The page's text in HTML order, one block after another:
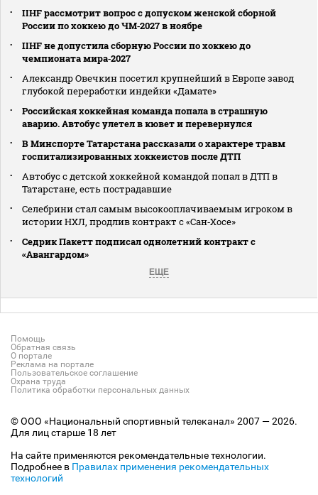
IIHF рассмотрит вопрос с допуском женской сборной
России по хоккею до ЧМ‑2027 в ноябре
IIHF не допустила сборную России по хоккею до
чемпионата мира‑2027
Александр Овечкин посетил крупнейший в Европе завод
глубокой переработки индейки «Дамате»
Российская хоккейная команда попала в страшную
аварию. Автобус улетел в кювет и перевернулся
В Минспорте Татарстана рассказали о характере травм
госпитализированных хоккеистов после ДТП
Автобус с детской хоккейной командой попал в ДТП в
Татарстане, есть пострадавшие
Селебрини стал самым высокооплачиваемым игроком в
истории НХЛ, продлив контракт с «Сан‑Хосе»
Седрик Пакетт подписал однолетний контракт с
«Авангардом»
ЕЩЕ
Помощь
Обратная связь
О портале
Реклама на портале
Пользовательское соглашение
Охрана труда
Политика обработки персональных данных
© ООО «Национальный спортивный телеканал» 2007 — 2026.
Для лиц старше 18 лет
На сайте применяются рекомендательные технологии.
Подробнее в Правилах применения рекомендательных
технологий